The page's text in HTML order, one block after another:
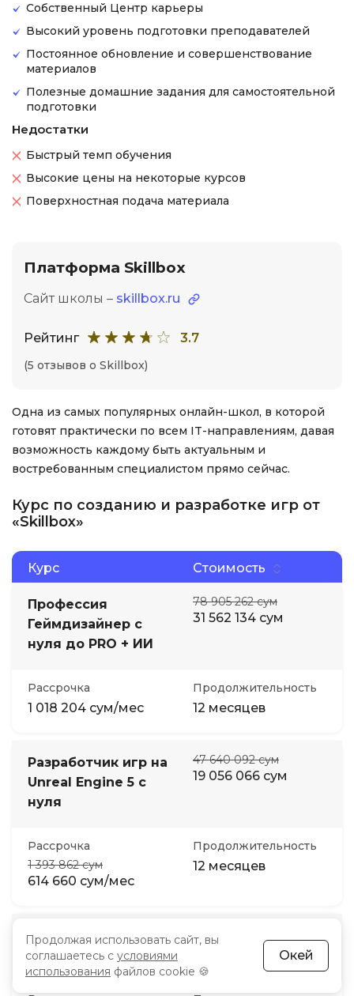
Собственный Центр карьеры
Высокий уровень подготовки преподавателей
Постоянное обновление и совершенствование
материалов
Полезные домашние задания для самостоятельной
подготовки
Недостатки
Быстрый темп обучения
Высокие цены на некоторые курсов
Поверхностная подача материала
Платформа Skillbox
Сайт школы – skillbox.ru
Рейтинг 3.7
(5 отзывов о Skillbox)
Одна из самых популярных онлайн-школ, в которой
готовят практически по всем IT-направлениям, давая
возможность каждому быть актуальным и
востребованным специалистом прямо сейчас.
Курс по созданию и разработке игр от
«Skillbox»
Курс Стоимость
Профессия
Геймдизайнер с
нуля до PRO + ИИ
78 905 262 сум
31 562 134 сум
Рассрочка
1 018 204 сум/мес
Продолжительность
12 месяцев
Разработчик игр на
Unreal Engine 5 с
нуля
47 640 092 сум
19 056 066 сум
Рассрочка
1 393 862 сум
614 660 сум/мес
Продолжительность
12 месяцев
Сценарист
видеоигр
4 562 500 сум
Продолжая использовать сайт, вы
соглашаетесь с условиями
использования файлов cookie 🍪
Окей